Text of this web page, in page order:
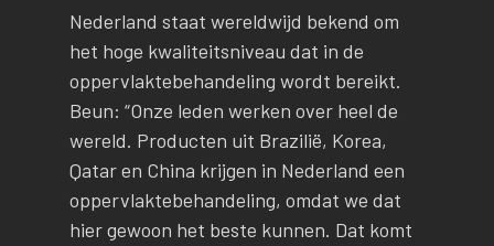
Nederland staat wereldwijd bekend om
het hoge kwaliteitsniveau dat in de
oppervlaktebehandeling wordt bereikt.
Beun: “Onze leden werken over heel de
wereld. Producten uit Brazilië, Korea,
Qatar en China krijgen in Nederland een
oppervlaktebehandeling, omdat we dat
hier gewoon het beste kunnen. Dat komt